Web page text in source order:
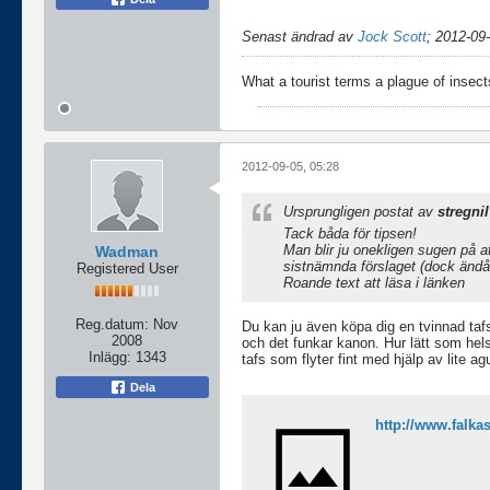
Senast ändrad av Jock Scott; 2012-
What a tourist terms a plague of
Wadman
Registered User
Reg.datum: Nov
2008
Inlägg: 1343
Dela
2012-09-05, 05:28
Ursprungligen postat av stregnil
Tack båda för tipsen!
Man blir ju onekligen sugen på
sistnämnda förslaget (dock
Roande text att läsa i länken
Du kan ju även köpa dig en tvinnad
och det funkar kanon. Hur lätt som
tafs som flyter fint med hjälp av lite
http://